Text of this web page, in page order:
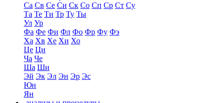
Са Св Се Си Ск Со Сп Ср Ст Су
Та Те Ти Тр Ту Ты
Ул Ур
Фа Фе Фи Фл Фо Фр Фу Фэ
Ха Хв Хе Хи Хо
Це Ци
Ча Че
Ша Ши
Эй Эк Эл Эн Эр Эс
Юн
Ян